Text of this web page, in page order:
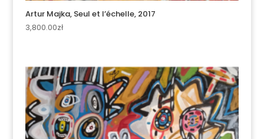
Artur Majka, Seul et l’échelle, 2017
3,800.00zł